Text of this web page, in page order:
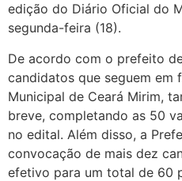
edição do Diário Oficial do
segunda-feira (18).
De acordo com o prefeito
candidatos que seguem em
Municipal de Ceará Mirim,
breve, completando as 50
no edital. Além disso, a
convocação de mais dez
efetivo para um total de 60